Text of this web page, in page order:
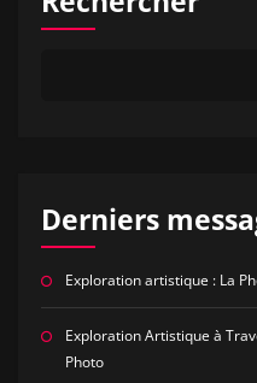
Derniers
Exploration artistique : La
Exploration Artistique à
Photo